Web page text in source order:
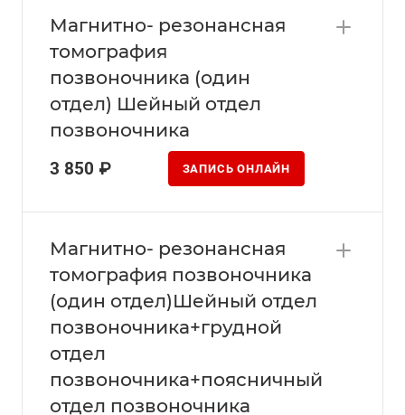
Магнитно- резонансная
томография
позвоночника (один
отдел) Шейный отдел
позвоночника
3 850 ₽ ЗАПИСЬ ОНЛАЙН
Магнитно- резонансная
томография позвоночника
(один отдел)Шейный отдел
позвоночника+грудной
отдел
позвоночника+поясничный
отдел позвоночника